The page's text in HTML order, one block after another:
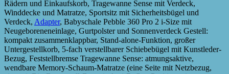
Rädern und Einkaufskorb, Tragewanne Sense mit Verdeck,
Winddecke und Matratze, Sportsitz mit Sicherheitsbügel und
Verdeck, Adapter, Babyschale Pebble 360 Pro 2 i-Size mit
Neugeboreneneinlage, Gurtpolster und Sonnenverdeck Gestell:
kompakt zusammenklappbar, Stand-alone-Funktion, großer
Untergestellkorb, 5-fach verstellbarer Schiebebügel mit Kunstleder-
Bezug, Feststellbremse Tragewanne Sense: atmungsaktive,
wendbare Memory-Schaum-Matratze (eine Seite mit Netzbezug,